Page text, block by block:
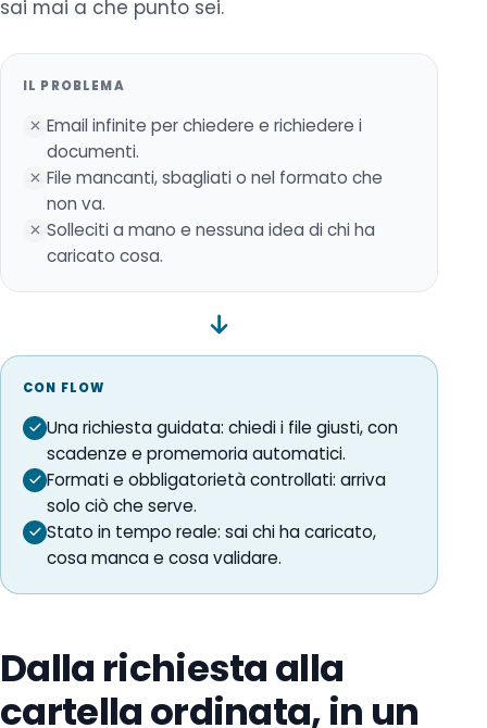
sai mai a che punto sei.
IL PROBLEMA
Email infinite per chiedere e richiedere i
documenti.
File mancanti, sbagliati o nel formato che
non va.
Solleciti a mano e nessuna idea di chi ha
caricato cosa.
CON FLOW
Una richiesta guidata: chiedi i file giusti, con
scadenze e promemoria automatici.
Formati e obbligatorietà controllati: arriva
solo ciò che serve.
Stato in tempo reale: sai chi ha caricato,
cosa manca e cosa validare.
Dalla richiesta alla
cartella ordinata, in un